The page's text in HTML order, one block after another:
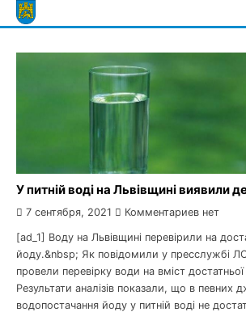
Skip
to
У питній воді на Львівщині виявили
7 сентября, 2021 Комментариев нет
[ad_1] Воду на Львівщині перевірили на
йоду.&nbsp; Як повідомили у пресслужбі
провели перевірку води на вміст достатньої
Результати аналізів показали, що в певних
водопостачання йоду у питній воді не